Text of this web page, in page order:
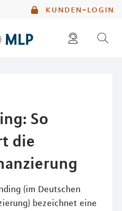
kunden-login
So
die
(im Deutschen
bezeichnet eine